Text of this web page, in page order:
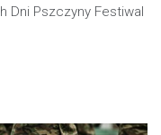
Dni Pszczyny Festiwal